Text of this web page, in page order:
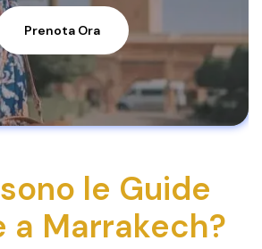
Prenota Ora
le Guide
a Marrakech?